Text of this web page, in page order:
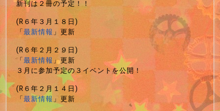
新刊は２冊の予定！！
(R６年３月１８日)
「最新情報」更新
(R６年２月２９日)
「最新情報」更新
３月に参加予定の３イベントを公開！
(R６年２月１４日)
「最新情報」更新